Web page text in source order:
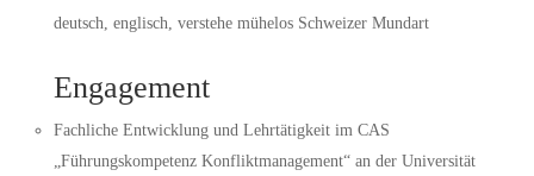
deutsch, englisch, verstehe mühelos Schweizer Mundart
Engagement
Fachliche Entwicklung und Lehrtätigkeit im CAS
„Führungskompetenz Konfliktmanagement“ an der Universität